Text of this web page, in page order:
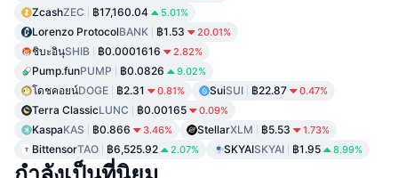
ZcashZEC ฿17,160.04 5.01%
Lorenzo ProtocolBANK ฿1.53 20.01%
ชิบะอินุSHIB ฿0.0001616 2.82%
Pump.funPUMP ฿0.0826 9.02%
โดชคอยน์DOGE ฿2.31 0.81% SuiSUI ฿22.87 0.47%
Terra ClassicLUNC ฿0.00165 0.09%
KaspaKAS ฿0.866 3.46% StellarXLM ฿5.53 1.73%
BittensorTAO ฿6,525.92 2.07% SKYAISKYAI ฿1.95 8.99%